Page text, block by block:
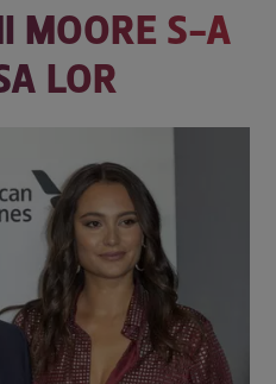
MOORE S-A
LOR